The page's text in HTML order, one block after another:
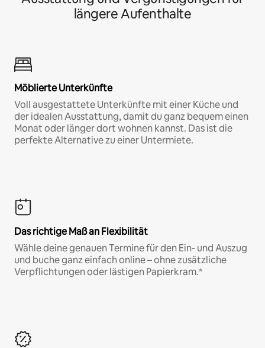
längere Aufenthalte
Möblierte Unterkünfte
Voll ausgestattete Unterkünfte mit einer Küche und
der idealen Ausstattung, damit du ganz bequem einen
Monat oder länger dort wohnen kannst. Das ist die
perfekte Alternative zu einer Untermiete.
Das richtige Maß an Flexibilität
Wähle deine genauen Termine für den Ein- und Auszug
und buche ganz einfach online – ohne zusätzliche
Verpflichtungen oder lästigen Papierkram.*